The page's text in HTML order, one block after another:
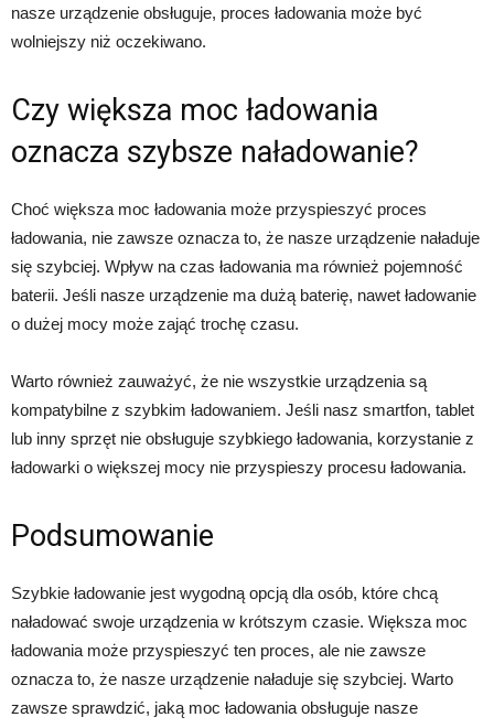
nasze urządzenie obsługuje, proces ładowania może być
wolniejszy niż oczekiwano.
Czy większa moc ładowania
oznacza szybsze naładowanie?
Choć większa moc ładowania może przyspieszyć proces
ładowania, nie zawsze oznacza to, że nasze urządzenie naładuje
się szybciej. Wpływ na czas ładowania ma również pojemność
baterii. Jeśli nasze urządzenie ma dużą baterię, nawet ładowanie
o dużej mocy może zająć trochę czasu.
Warto również zauważyć, że nie wszystkie urządzenia są
kompatybilne z szybkim ładowaniem. Jeśli nasz smartfon, tablet
lub inny sprzęt nie obsługuje szybkiego ładowania, korzystanie z
ładowarki o większej mocy nie przyspieszy procesu ładowania.
Podsumowanie
Szybkie ładowanie jest wygodną opcją dla osób, które chcą
naładować swoje urządzenia w krótszym czasie. Większa moc
ładowania może przyspieszyć ten proces, ale nie zawsze
oznacza to, że nasze urządzenie naładuje się szybciej. Warto
zawsze sprawdzić, jaką moc ładowania obsługuje nasze